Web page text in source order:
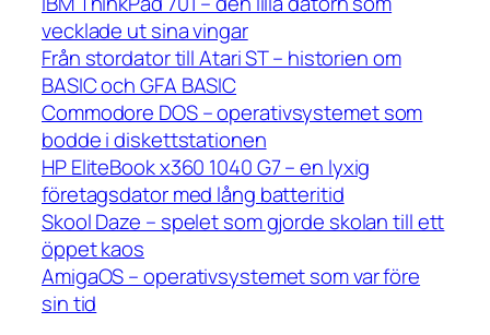
vecklade ut sina vingar
Från stordator till Atari ST – historien om
BASIC och GFA BASIC
Commodore DOS – operativsystemet som
bodde i diskettstationen
HP EliteBook x360 1040 G7 – en lyxig
företagsdator med lång batteritid
Skool Daze – spelet som gjorde skolan till ett
öppet kaos
AmigaOS – operativsystemet som var före
sin tid